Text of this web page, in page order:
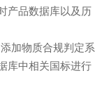
产品数据库以及历
加物质合规判定系
库中相关国标进行